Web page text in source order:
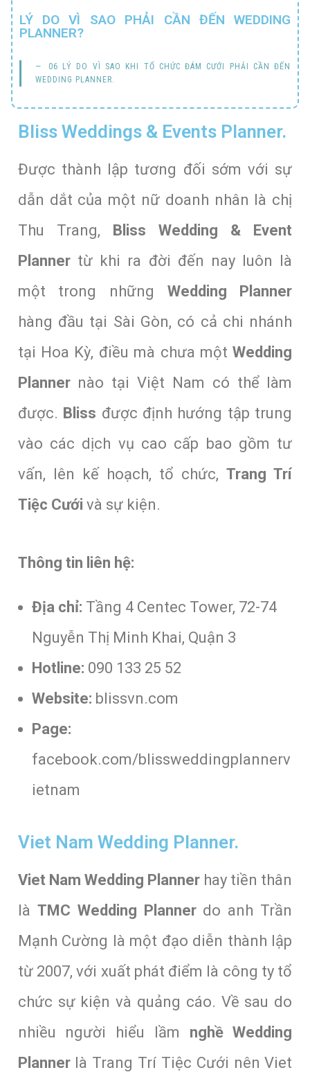
LÝ DO VÌ SAO PHẢI CẦN ĐẾN WEDDING
PLANNER?
06 LÝ DO VÌ SAO KHI TỔ CHỨC ĐÁM CƯỚI PHẢI CẦN ĐẾN
WEDDING PLANNER.
Bliss Weddings & Events Planner.
Được thành lập tương đối sớm với sự
dẫn dắt của một nữ doanh nhân là chị
Thu Trang, Bliss Wedding & Event
Plannertừ khi ra đời đến nay luôn là
một trong những Wedding Planner
hàng đầu tại Sài Gòn, có cả chi nhánh
tại Hoa Kỳ, điều mà chưa mộtWedding
Plannernào tại Việt Nam có thể làm
được. Bliss được định hướng tập trung
vào các dịch vụ cao cấp bao gồm tư
vấn, lên kế hoạch, tổ chức,Trang Trí
Tiệc Cưới và sự kiện.
Thông tin liên hệ:
Địa chỉ: Tầng 4 Centec Tower, 72-74
Nguyễn Thị Minh Khai, Quận 3
Hotline: 090 133 25 52
Website: blissvn.com
Page:
facebook.com/blissweddingplannerv
ietnam
Viet Nam Wedding Planner.
Viet Nam Wedding Planner hay tiền thân
là TMC Wedding Plannerdo anh Trần
Mạnh Cường là một đạo diễn thành lập
từ 2007, với xuất phát điểm là công ty tổ
chức sự kiện và quảng cáo. Về sau do
nhiều người hiểu lầm nghề Wedding
Plannerlà Trang Trí Tiệc Cưới nên Viet